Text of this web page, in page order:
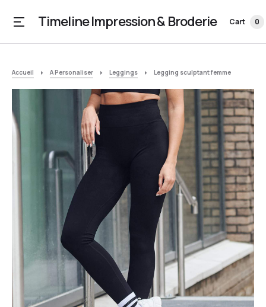
Timeline Impression & Broderie Cart 0
Accueil A Personaliser Leggings Legging sculptant femme